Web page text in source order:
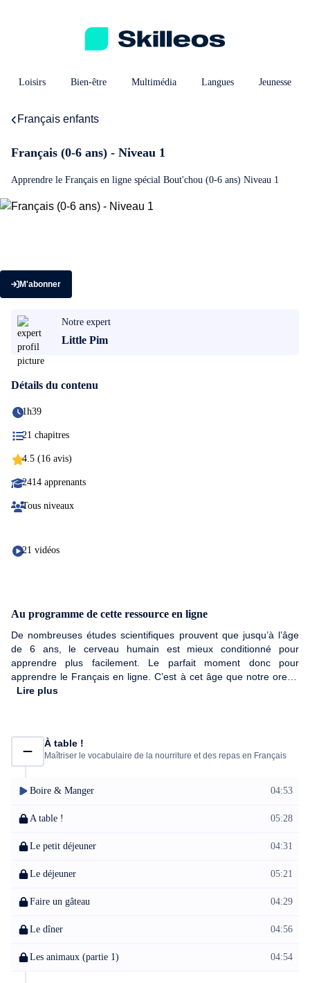
Loisirs Bien-être Multimédia Langues Jeunesse
Français enfants
Français (0-6 ans) - Niveau 1
Apprendre le Français en ligne spécial Bout'chou (0-6 ans) Niveau 1
M'abonner
Notre expert
Little Pim
Détails du contenu
1h39
21 chapitres
4.5 (16 avis)
2414 apprenants
Tous niveaux
21 vidéos
Au programme de cette ressource en ligne
De nombreuses études scientifiques prouvent que jusqu’à l’âge
de 6 ans, le cerveau humain est mieux conditionné pour
apprendre plus facilement. Le parfait moment donc pour
apprendre le Français en ligne. C’est à cet âge que notre oreille
se familiarise avec les subtilités d'une langue qu'il nous est
Lire plus
À table !
Maîtriser le vocabulaire de la nourriture et des repas en Français
Boire & Manger 04:53
A table ! 05:28
Le petit déjeuner 04:31
Le déjeuner 05:21
Faire un gâteau 04:29
Le dîner 04:56
Les animaux (partie 1) 04:54